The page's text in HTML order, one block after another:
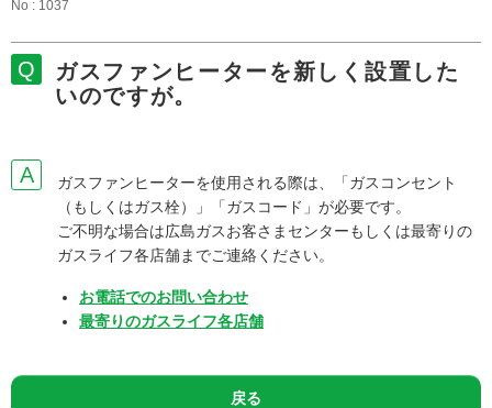
No : 1037
ガスファンヒーターを新しく設置した
いのですが。
ガスファンヒーターを使用される際は、「ガスコンセント
（もしくはガス栓）」「ガスコード」が必要です。
ご不明な場合は広島ガスお客さまセンターもしくは最寄りの
ガスライフ各店舗までご連絡ください。
お電話でのお問い合わせ
最寄りのガスライフ各店舗
戻る